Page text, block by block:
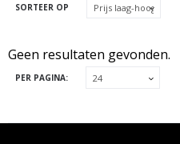
SORTEER OP
Geen resultaten gevonden.
PER PAGINA: